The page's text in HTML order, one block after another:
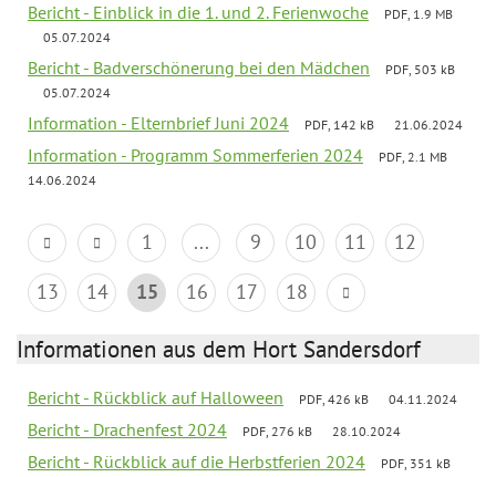
Bericht - Einblick in die 1. und 2. Ferienwoche
PDF, 1.9 MB
05.07.2024
Bericht - Badverschönerung bei den Mädchen
PDF, 503 kB
05.07.2024
Information - Elternbrief Juni 2024 PDF, 142 kB 21.06.2024
Information - Programm Sommerferien 2024
PDF, 2.1 MB
14.06.2024
1 ... 9 10 11
12
13
14 15 16 17 18
Informationen aus dem Hort Sandersdorf
Bericht - Rückblick auf Halloween PDF, 426 kB 04.11.2024
Bericht - Drachenfest 2024 PDF, 276 kB 28.10.2024
Bericht - Rückblick auf die Herbstferien 2024
PDF, 351 kB